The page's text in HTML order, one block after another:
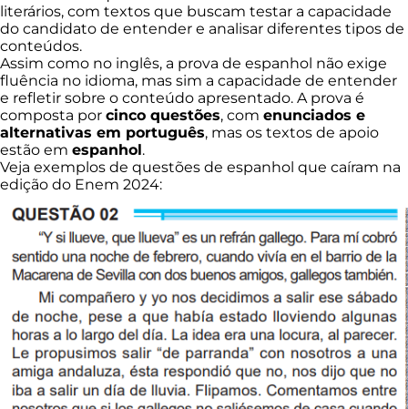
literários, com textos que buscam testar a capacidade
do candidato de entender e analisar diferentes tipos de
conteúdos.
Assim como no inglês, a prova de espanhol não exige
fluência no idioma, mas sim a capacidade de entender
e refletir sobre o conteúdo apresentado. A prova é
composta por cinco questões, com enunciados e
alternativas em português, mas os textos de apoio
estão em espanhol.
Veja exemplos de questões de espanhol que caíram na
edição do Enem 2024: